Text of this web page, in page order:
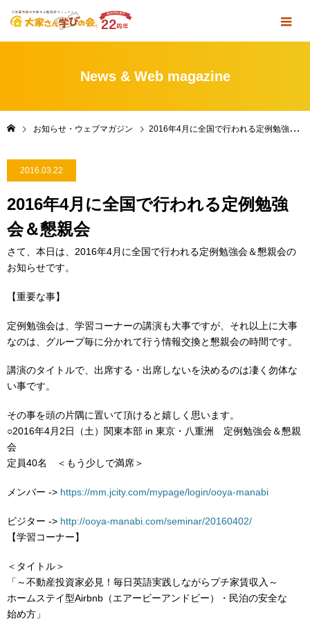
News & Web magazine
お知らせ・ウェブマガジン 2016年4月に全国で行われる定例勉強会＆懇親会
2016.03.22
2016年4月に全国で行われる定例勉強
会＆懇親会
さて、本日は、2016年4月に全国で行われる定例勉強会＆懇親会の
お知らせです。
【重要な事】
定例勉強会は、学習コーナーの講演も大事ですが、それ以上に大事
なのは、グループ毎に分かれて行う情報交換と懇親会の時間です。
講演のタイトルで、出席する・出席しないを決めるのは凄く勿体な
い事です。
その事を頭の片隅に置いて頂けると嬉しく思います。
○2016年4月2日（土）関東本部 in 東京・八重洲 定例勉強会＆懇親
会
定員40名 ＜もう少しで満席＞
メンバー -> https://mm.jcity.com/mypage/login/ooya-manabi
ビジター -> http://ooya-manabi.com/seminar/20160402/
【学習コーナー】
＜タイトル＞
「～不動産投資家必見！毎日英語実践しながらプチ家賃収入～
ホームステイ型Airbnb（エアービーアンドビー）・民泊の安全な
始め方」